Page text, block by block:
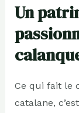
Un
Ce qui fait le
catalane,